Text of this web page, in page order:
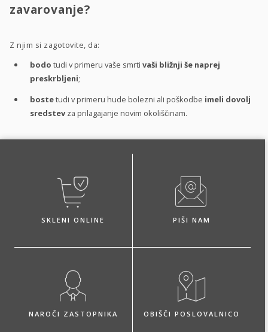
zavarovanje?
Z njim si zagotovite, da:
bodo tudi v primeru vaše smrti vaši bližnji še naprej
preskrbljeni;
bostetudi v primeru hude bolezni ali poškodbe imeli dovolj
sredstev za prilagajanje novim okoliščinam.
SKLENI ONLINE PIŠI NAM
NAROČI ZASTOPNIKA OBIŠČI POSLOVALNICO